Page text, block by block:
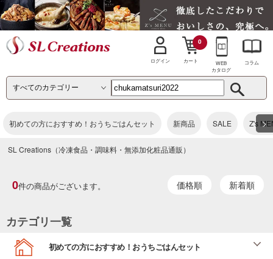
ログイン カート
0
WEB
カタログ
コラム
初めての方におすすめ！おうちごはんセット 新商品 SALE Z's >
SL Creations（冷凍食品・調味料・無添加化粧品通販）
0件の商品がございます。 価格順 新着順
カテゴリ一覧
初めての方におすすめ！おうちごはんセット